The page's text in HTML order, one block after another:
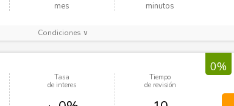
mes minutos
Condiciones ∨
Tasa
de interes
Tiempo
de revisión
0%